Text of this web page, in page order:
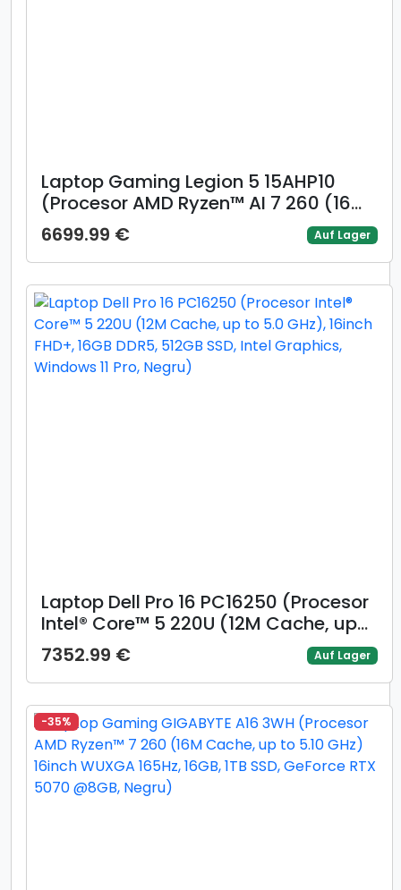
Laptop Gaming Legion 5 15AHP10
(Procesor AMD Ryzen™ AI 7 260 (16M
Cache, up to 5.10 GHz) 15.1inch
WQXGA OLED 165Hz, 16GB, 1TB SSD,
NVIDIA GeForce RTX 5050 @8GB,
Negru)
6699.99 € Auf Lager
Laptop Dell Pro 16 PC16250 (Procesor
Intel® Core™ 5 220U (12M Cache, up
to 5.0 GHz), 16inch FHD+, 16GB DDR5,
512GB SSD, Intel Graphics, Windows 11
Pro, Negru)
7352.99 € Auf Lager
-35%